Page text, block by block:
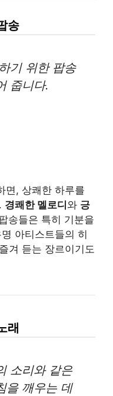
송
기 위한 팝송
줍니다.
면, 상쾌한 하루를
경쾌한 멜로디 와 긍
송들은 특히 기분을
아티스트들의 히
겨 듣는 장르이기도
래
소리와 같은
을 깨우는 데